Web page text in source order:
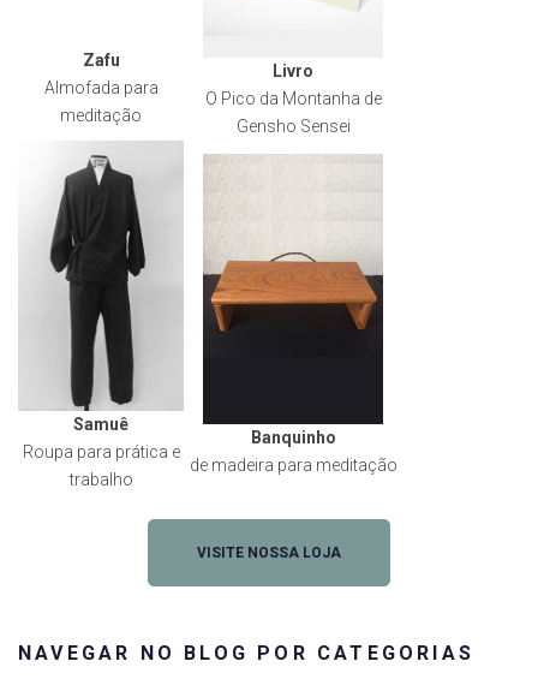
Zafu
Almofada para
meditação
Livro
O Pico da Montanha de
Gensho Sensei
Samuê
Roupa para prática e
trabalho
Banquinho
de madeira para meditação
VISITE NOSSA LOJA
NAVEGAR NO BLOG POR CATEGORIAS